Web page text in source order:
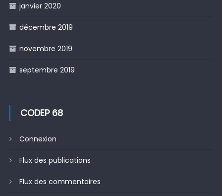
janvier 2020
décembre 2019
novembre 2019
septembre 2019
CODEP 68
Connexion
Flux des publications
Flux des commentaires